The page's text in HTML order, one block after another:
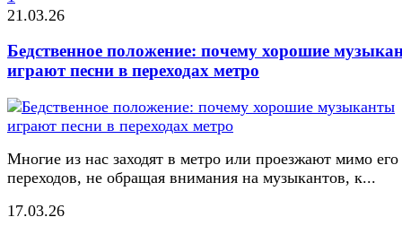
21.03.26
Бедственное положение: почему хорошие
играют песни в переходах метро
Многие из нас заходят в метро или проезжают мимо его
переходов, не обращая внимания на музыкантов, к...
17.03.26